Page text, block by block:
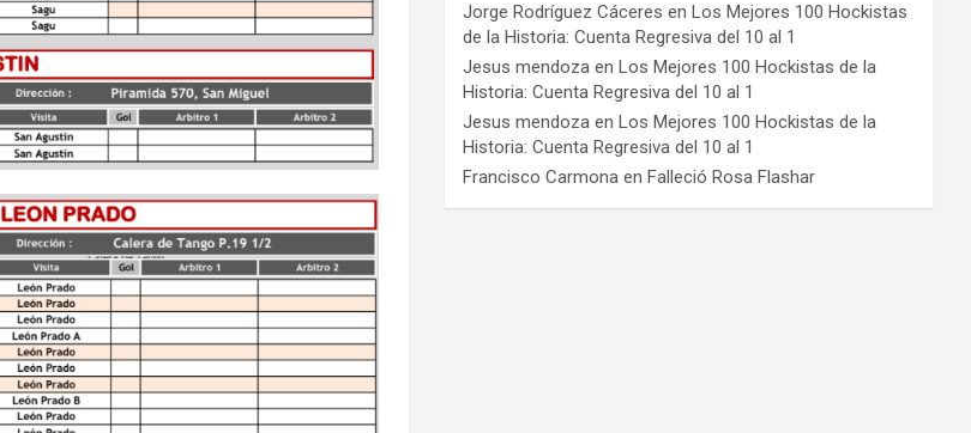
Jorge Rodríguez Cáceres enLos Mejores 100 Hockistas
de la Historia: Cuenta Regresiva del 10 al 1
Jesus mendoza enLos Mejores 100 Hockistas de la
Historia: Cuenta Regresiva del 10 al 1
Jesus mendoza enLos Mejores 100 Hockistas de la
Historia: Cuenta Regresiva del 10 al 1
Francisco Carmona enFalleció Rosa Flashar